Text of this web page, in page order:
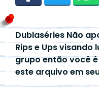
Dublaséries Não
Rips e Ups visando
grupo então você
este arquivo em